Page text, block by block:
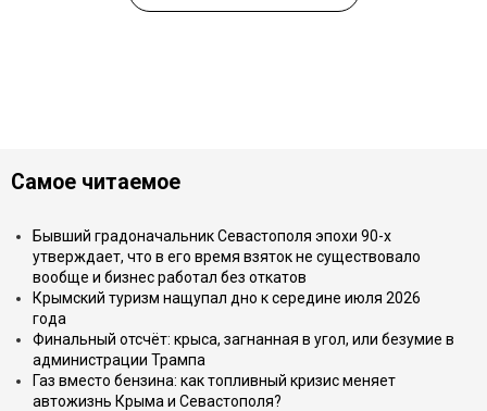
Самое читаемое
Бывший градоначальник Севастополя эпохи 90-х
утверждает, что в его время взяток не существовало
вообще и бизнес работал без откатов
Крымский туризм нащупал дно к середине июля 2026
года
Финальный отсчёт: крыса, загнанная в угол, или безумие в
администрации Трампа
Газ вместо бензина: как топливный кризис меняет
автожизнь Крыма и Севастополя?